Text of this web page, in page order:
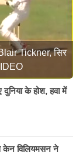
Tickner, सिर
के होश, हवा में
विलियमसन ने